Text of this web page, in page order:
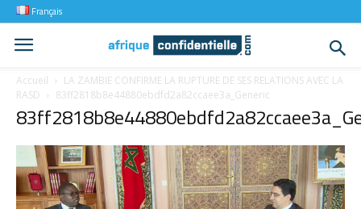
Français
Accueil
LA ZAMBIE CONFIRME LA RUPTURE DE SES RELATIONS AVEC LA
RASD
83ff2818b8e44880ebdfd2a82ccaee3a_Generic